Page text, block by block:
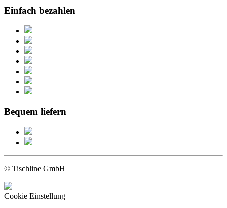
Einfach bezahlen
Bequem liefern
© Tischline GmbH
Cookie Einstellung